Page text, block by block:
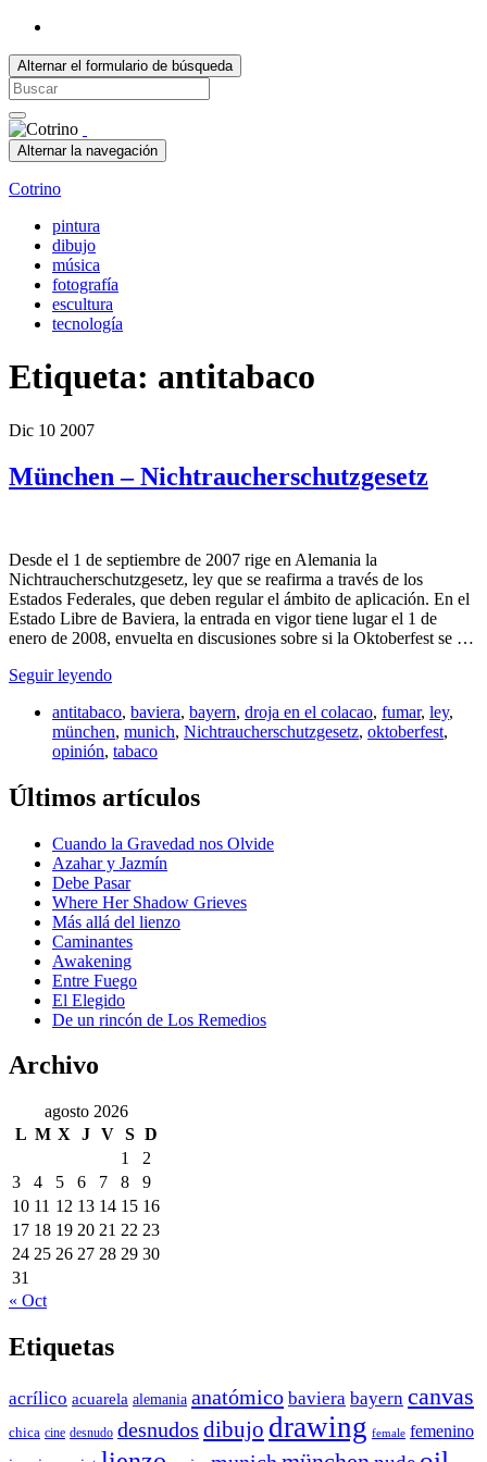
Alternar el formulario de búsqueda
Search
for:
Alternar la navegación
Cotrino
pintura
dibujo
música
fotografía
escultura
tecnología
Etiqueta: antitabaco
Dic 10 2007
München – Nichtraucherschutzgesetz
Desde el 1 de septiembre de 2007 rige en Alemania la
Nichtraucherschutzgesetz, ley que se reafirma a través de los
Estados Federales, que deben regular el ámbito de aplicación. En el
Estado Libre de Baviera, la entrada en vigor tiene lugar el 1 de
enero de 2008, envuelta en discusiones sobre si la Oktoberfest se …
Seguir leyendo
antitabaco, baviera, bayern, droja en el colacao, fumar, ley,
münchen, munich, Nichtraucherschutzgesetz, oktoberfest,
opinión, tabaco
Últimos artículos
Cuando la Gravedad nos Olvide
Azahar y Jazmín
Debe Pasar
Where Her Shadow Grieves
Más allá del lienzo
Caminantes
Awakening
Entre Fuego
El Elegido
De un rincón de Los Remedios
Archivo
agosto 2026
L M X J V S D
1
2
3
4 5 6 7 8
9
10 11 12 13 14 15 16
17 18 19 20 21 22 23
24 25 26 27 28 29 30
31
« Oct
Etiquetas
acrílico acuarela alemania anatómico baviera bayern canvas
chica cine desnudo desnudos dibujo drawing female femenino